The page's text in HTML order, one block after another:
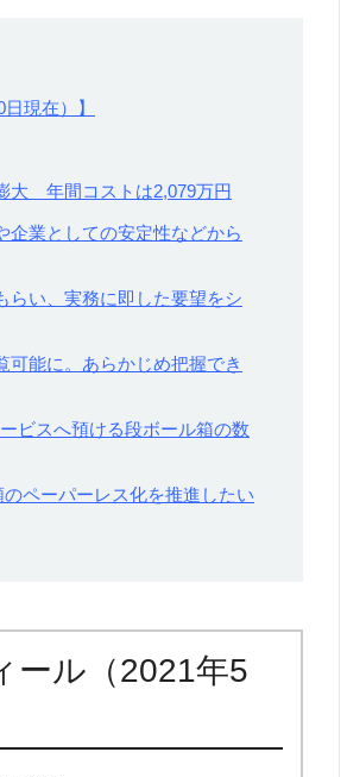
現在）】
大 年間コストは2,079万円
企業としての安定性などから
らい、実務に即した要望をシ
能に。あらかじめ把握でき
ビスへ預ける段ボール箱の数
ペーパーレス化を推進したい
ール（2021年5